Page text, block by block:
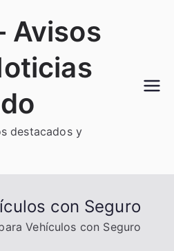
Avisos
destacados y
con Seguro
Vehículos con Seguro